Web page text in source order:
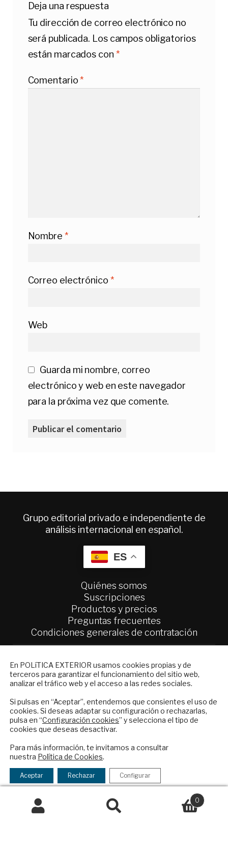
Deja una respuesta
Tu dirección de correo electrónico no
será publicada. Los campos obligatorios
están marcados con *
Comentario*
Nombre *
Correo electrónico *
Web
Guarda mi nombre, correo
electrónico y web en este navegador
para la próxima vez que comente.
Grupo editorial privado e independiente de
análisis internacional en español.
ES
Quiénes somos
Suscripciones
Productos y precios
Preguntas frecuentes
Condiciones generales de contratación
Publicidad
Contacto
Política Exterior
Informe Semanal de Política Exterior
Afkar/Ideas
© 2026 - Fundación Análisis de Política
Exterior. Todos los derechos reservados
Legal| Política de Privacidad y de Cookies
0
Financiado por el Programa KIT Digital. Plan de
En POLíTICA EXTERIOR usamos cookies propias y de
terceros para garantizar el funcionamiento del sitio web,
analizar el tráfico web y el acceso a las redes sociales.
Si pulsas en “Aceptar”, entendemos que consientes el uso de
cookies. Si deseas adaptar su configuración o rechazarlas,
pulsa en “Configuración cookies” y selecciona el tipo de
cookies que deseas desactivar.
Para más información, te invitamos a consultar
nuestra Política de Cookies.
Aceptar Rechazar Configurar
NEWSLETTER
Suscríbase a nuestro boletín electrónico y
reciba en su correo el mejor análisis
internacional en español.
política de privacidad